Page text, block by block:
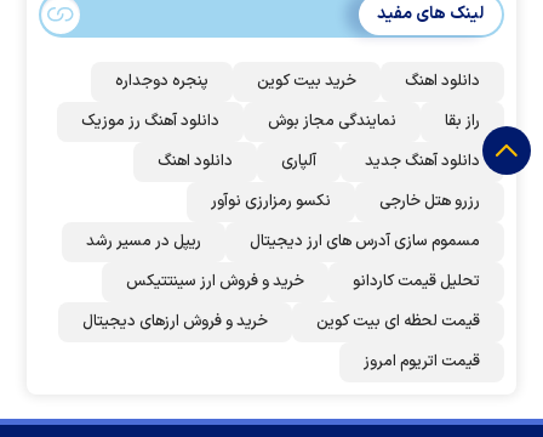
لینک های مفید
دانلود اهنگ خرید بیت کوین
پنجره دوجداره
راز بقا
نمایندگی مجاز بوش
دانلود آهنگ رز‌ موزیک
دانلود آهنگ جدید
آلپاری
دانلود اهنگ
رزرو هتل خارجی
نکسو رمزارزی نوآور
مسموم سازی آدرس های ارز دیجیتال
ریپل در مسیر رشد
تحلیل قیمت کاردانو
خرید و فروش ارز سینتتیکس
قیمت لحظه ای بیت کوین
خرید و فروش ارزهای دیجیتال
قیمت اتریوم امروز